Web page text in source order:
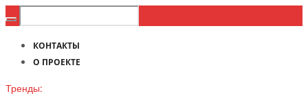
КОНТАКТЫ
О ПРОЕКТЕ
Тренды: